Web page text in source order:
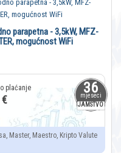
36
mjeseci
JAMSTVO
parapetna - 3,5kW, MFZ-
mogućnost WiFi
Master, Maestro, Kripto Valute